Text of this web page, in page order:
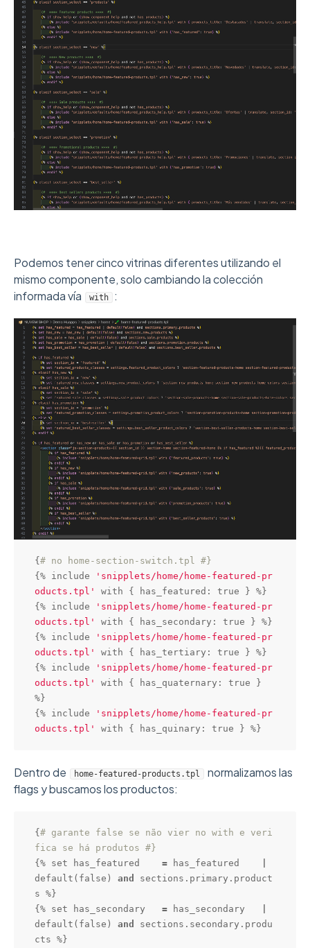
Podemos tener cinco vitrinas diferentes utilizando el
mismo componente, solo cambiando la colección
informada vía
with :
{ # no home-section-switch.tpl #}
{% include
'snipplets/home/home-featured-pr
oducts.tpl'
with { has_featured: true } %}
{% include
'snipplets/home/home-featured-pr
oducts.tpl'
with { has_secondary: true } %}
{% include
'snipplets/home/home-featured-pr
oducts.tpl'
with { has_tertiary: true } %}
{% include
'snipplets/home/home-featured-pr
oducts.tpl'
with { has_quaternary: true }
%}
{% include
'snipplets/home/home-featured-pr
oducts.tpl'
with { has_quinary: true } %}
Dentro de home-featured-products.tpl
normalizamos las
flags y buscamos los productos:
{ # garante false se não vier no with e veri
fica se há produtos #}
{% set has_featured = has_featured
default ( false ) and
sections.primary.product
s %}
{% set has_secondary = has_secondary
default ( false ) and
sections.secondary.produ
cts %}